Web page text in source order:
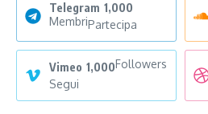
Telegram 1,000
MembriPartecipa
Vimeo 1,000Followers
Segui